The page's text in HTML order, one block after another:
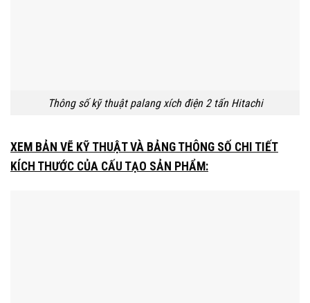
Thông số kỹ thuật palang xích điện 2 tấn Hitachi
XEM BẢN VẼ KỸ THUẬT VÀ BẢNG THÔNG SỐ CHI TIẾT
KÍCH THƯỚC CỦA CẤU TẠO SẢN PHẨM: